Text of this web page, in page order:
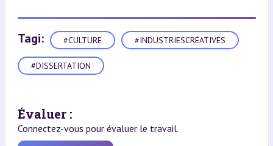
Tagi: #CULTURE #INDUSTRIESCRÉATIVES
#DISSERTATION
Évaluer :
Connectez-vous pour évaluer le travail.